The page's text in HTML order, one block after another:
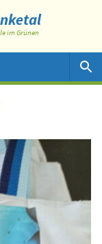
im Grünen